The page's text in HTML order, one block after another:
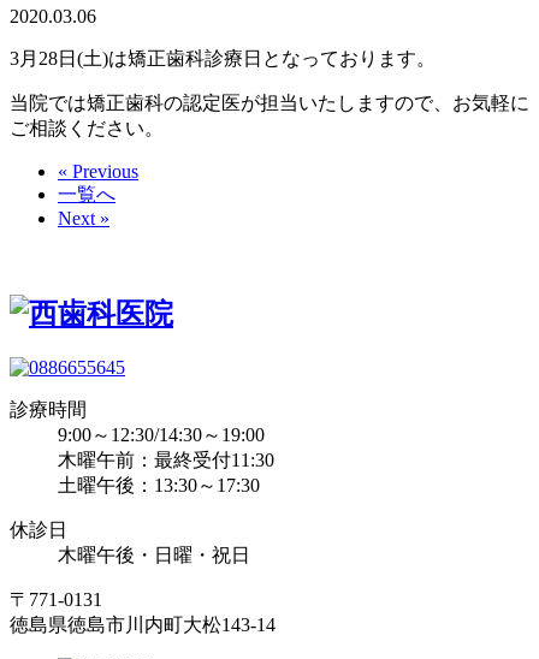
2020.03.06
3月28日(土)は矯正歯科診療日となっております。
当院では矯正歯科の認定医が担当いたしますので、お気軽に
ご相談ください。
« Previous
一覧へ
Next »
診療時間
9:00～12:30/14:30～19:00
木曜午前：最終受付11:30
土曜午後：13:30～17:30
休診日
木曜午後・日曜・祝日
〒771-0131
徳島県徳島市川内町大松143-14